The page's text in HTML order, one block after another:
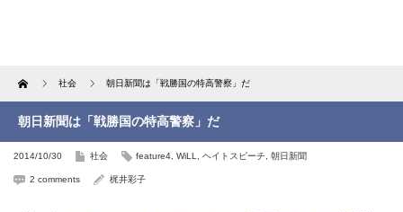
Home 社会 朝日新聞は「戦勝国の特高警察」だ
朝日新聞は「戦勝国の特高警察」だ
2014/10/30 社会 feature4 WiLL ヘイトスピーチ 朝日新聞
2 comments 梶井彩子